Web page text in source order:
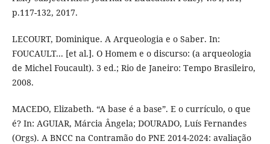
p.117-132, 2017.
LECOURT, Dominique. A Arqueologia e o Saber. In:
FOUCAULT... [et al.]. O Homem e o discurso: (a arqueologia
de Michel Foucault). 3 ed.; Rio de Janeiro: Tempo Brasileiro,
2008.
MACEDO, Elizabeth. “A base é a base”. E o currículo, o que
é? In: AGUIAR, Márcia Ângela; DOURADO, Luís Fernandes
(Orgs). A BNCC na Contramão do PNE 2014-2024: avaliação